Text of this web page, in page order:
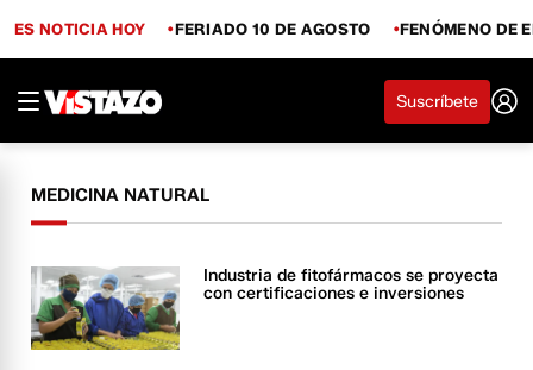
ES NOTICIA HOY FERIADO 10 DE AGOSTO FENÓMENO DE
Suscríbete
MEDICINA NATURAL
Industria de fitofármacos se proyecta
con certificaciones e inversiones